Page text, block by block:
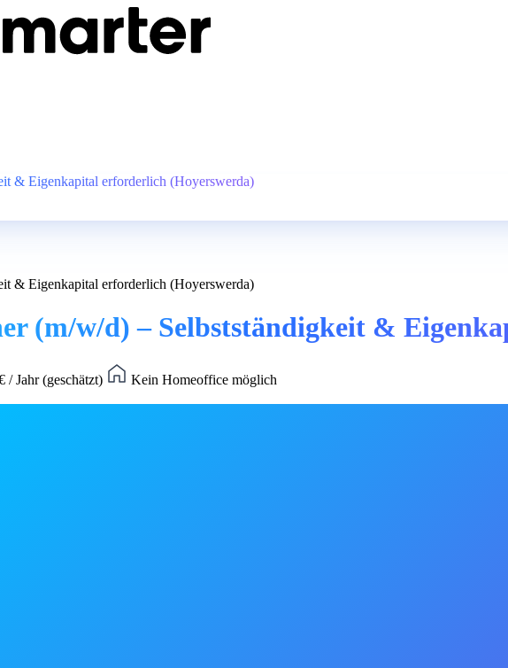
& Eigenkapital erforderlich (Hoyerswerda)
& Eigenkapital erforderlich (Hoyerswerda)
(m/w/d) – Selbstständigkeit &
/ Jahr (geschätzt)
Kein Homeoffice möglich